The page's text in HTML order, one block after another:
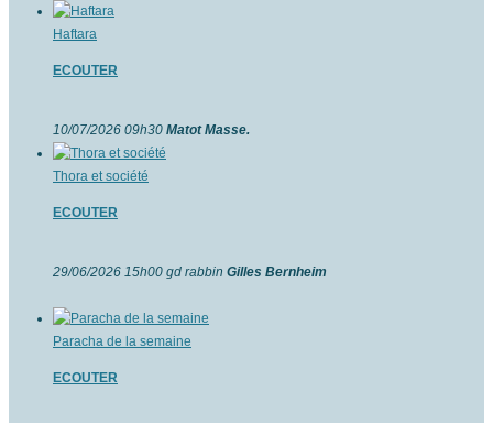
Haftara
ECOUTER
10/07/2026 09h30 Matot Masse.
Thora et société
ECOUTER
29/06/2026 15h00 gd rabbin Gilles Bernheim
Paracha de la semaine
ECOUTER